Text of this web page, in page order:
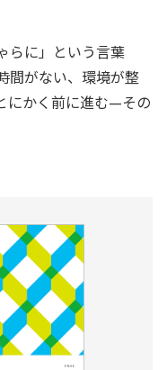
らに」という言葉
間がない、環境が整
にかく前に進む—その